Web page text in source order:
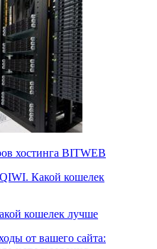
хостинга BITWEB
кошелек лучше